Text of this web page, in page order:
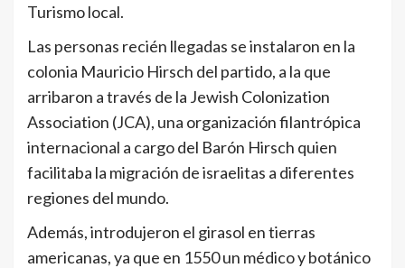
Turismo local.
Las personas recién llegadas se instalaron en la
colonia Mauricio Hirsch del partido, a la que
arribaron a través de la Jewish Colonization
Association (JCA), una organización filantrópica
internacional a cargo del Barón Hirsch quien
facilitaba la migración de israelitas a diferentes
regiones del mundo.
Además, introdujeron el girasol en tierras
americanas, ya que en 1550 un médico y botánico